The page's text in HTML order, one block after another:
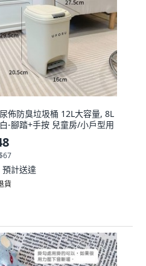
佈防臭垃圾桶 12L大容量, 8L
-腳踏+手按 兒童房/小戶型用
預計送達
貨